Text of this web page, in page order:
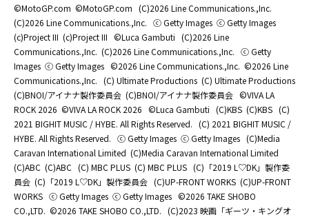
©MotoGP.com ©MotoGP.com (C)2026 Line Communications.,Inc.
(C)2026 Line Communications.,Inc. ⓒ Getty Images ⓒ Getty Images
(c)Project III (c)Project III ©Luca Gambuti (C)2026 Line
Communications.,Inc. (C)2026 Line Communications.,Inc. ⓒ Getty
Images ⓒ Getty Images ©2026 Line Communications.,Inc. ©2026 Line
Communications.,Inc. (C) Ultimate Productions (C) Ultimate Productions
(C)BNOI/アイナナ製作委員会 (C)BNOI/アイナナ製作委員会 ©️VIVA LA
ROCK 2026 ©️VIVA LA ROCK 2026 ©Luca Gambuti (C)KBS (C)KBS (C)
2021 BIGHIT MUSIC / HYBE. All Rights Reserved. (C) 2021 BIGHIT MUSIC /
HYBE. All Rights Reserved. ⓒ Getty Images ⓒ Getty Images (C)Media
Caravan International Limited (C)Media Caravan International Limited
(C)ABC (C)ABC (C) MBC PLUS (C) MBC PLUS (C)「2019 L♡DK」製作委
員会 (C)「2019 L♡DK」製作委員会 (C)UP-FRONT WORKS (C)UP-FRONT
WORKS ⓒ Getty Images ⓒ Getty Images ©2026 TAKE SHOBO
CO.,LTD. ©2026 TAKE SHOBO CO.,LTD. (C)2023 映画「ギーツ・キングオ